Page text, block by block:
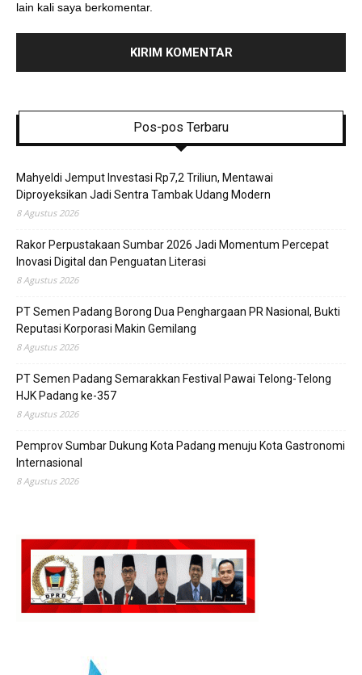
lain kali saya berkomentar.
Pos-pos Terbaru
Mahyeldi Jemput Investasi Rp7,2 Triliun, Mentawai
Diproyeksikan Jadi Sentra Tambak Udang Modern
8 Agustus 2026
Rakor Perpustakaan Sumbar 2026 Jadi Momentum Percepat
Inovasi Digital dan Penguatan Literasi
8 Agustus 2026
PT Semen Padang Borong Dua Penghargaan PR Nasional, Bukti
Reputasi Korporasi Makin Gemilang
8 Agustus 2026
PT Semen Padang Semarakkan Festival Pawai Telong-Telong
HJK Padang ke-357
8 Agustus 2026
Pemprov Sumbar Dukung Kota Padang menuju Kota Gastronomi
Internasional
8 Agustus 2026